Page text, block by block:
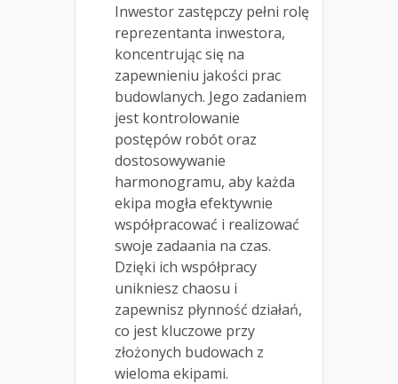
Inwestor zastępczy pełni rolę
reprezentanta inwestora,
koncentrując się na
zapewnieniu jakości prac
budowlanych. Jego zadaniem
jest kontrolowanie
postępów robót oraz
dostosowywanie
harmonogramu, aby każda
ekipa mogła efektywnie
współpracować i realizować
swoje zadaania na czas.
Dzięki ich współpracy
unikniesz chaosu i
zapewnisz płynność działań,
co jest kluczowe przy
złożonych budowach z
wieloma ekipami.